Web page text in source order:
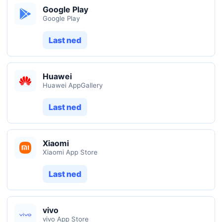
Google Play
Google Play
Last ned
Huawei
Huawei AppGallery
Last ned
Xiaomi
Xiaomi App Store
Last ned
vivo
vivo App Store